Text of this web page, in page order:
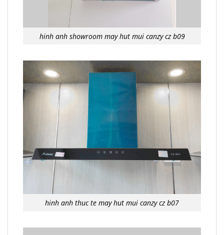
hinh anh showroom may hut mui canzy cz b09
hinh anh thuc te may hut mui canzy cz b07